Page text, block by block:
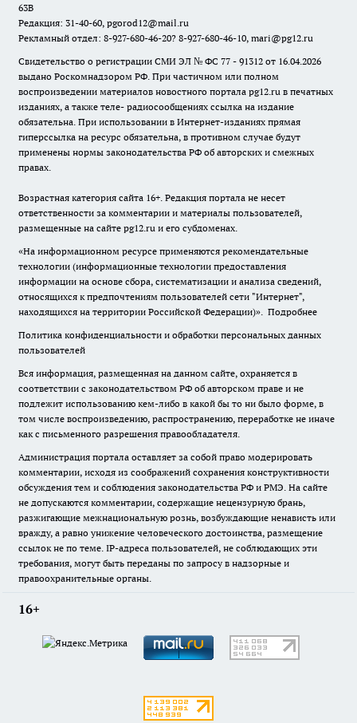
63В
Редакция: 31-40-60, pgorod12@mail.ru
Рекламный отдел: 8-927-680-46-20? 8-927-680-46-10, mari@pg12.ru
Свидетельство о регистрации СМИ ЭЛ № ФС 77 - 91312 от 16.04.2026
выдано Роскомнадзором РФ. При частичном или полном
воспроизведении материалов новостного портала pg12.ru в печатных
изданиях, а также теле- радиосообщениях ссылка на издание
обязательна. При использовании в Интернет-изданиях прямая
гиперссылка на ресурс обязательна, в противном случае будут
применены нормы законодательства РФ об авторских и смежных
правах.
Возрастная категория сайта 16+. Редакция портала не несет
ответственности за комментарии и материалы пользователей,
размещенные на сайте pg12.ru и его субдоменах.
«На информационном ресурсе применяются рекомендательные
технологии (информационные технологии предоставления
информации на основе сбора, систематизации и анализа сведений,
относящихся к предпочтениям пользователей сети "Интернет",
находящихся на территории Российской Федерации)». Подробнее
Политика конфиденциальности и обработки персональных данных
пользователей
Вся информация, размещенная на данном сайте, охраняется в
соответствии с законодательством РФ об авторском праве и не
подлежит использованию кем-либо в какой бы то ни было форме, в
том числе воспроизведению, распространению, переработке не иначе
как с письменного разрешения правообладателя.
Администрация портала оставляет за собой право модерировать
комментарии, исходя из соображений сохранения конструктивности
обсуждения тем и соблюдения законодательства РФ и РМЭ. На сайте
не допускаются комментарии, содержащие нецензурную брань,
разжигающие межнациональную рознь, возбуждающие ненависть или
вражду, а равно унижение человеческого достоинства, размещение
ссылок не по теме. IP-адреса пользователей, не соблюдающих эти
требования, могут быть переданы по запросу в надзорные и
правоохранительные органы.
16+